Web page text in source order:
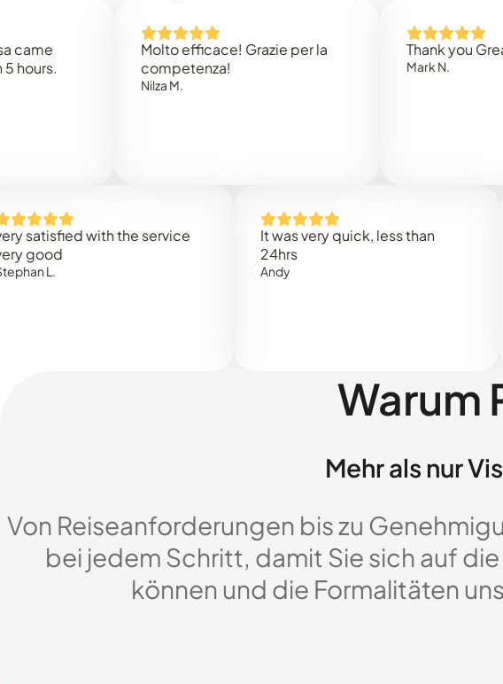
Molto efficace! Grazie per la
competenza!
Thank you Great
with the service
It was very quick, less than
Warum
Mehr als nur
Von Reiseanforderungen bis zu
bei jedem Schritt, damit Sie sich auf
können und die Formalitäten